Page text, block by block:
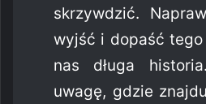
skrzywdzić.
wyjść i dopaść
nas długa
uwagę, gdzie